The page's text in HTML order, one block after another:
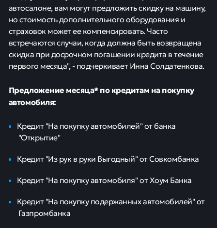
автосалоне, вам могут предложить скидку на машину,
но стоимость дополнительного оборудования и
страховок может ее компенсировать. Часто
встречаются случаи, когда должна быть возвращена
скидка при досрочном погашении кредита в течение
первого месяца", - подчеркивает Инна Солдатенкова.
Предложение месяца* по кредитам на покупку
автомобиля:
Кредит "На покупку автомобилей" от банка
"Открытие"
Кредит "Из рук в руки Выгодный" от Совкомбанка
Кредит "На покупку автомобиля" от Хоум Банка
Кредит "На покупку подержанных автомобилей" от
Газпромбанка